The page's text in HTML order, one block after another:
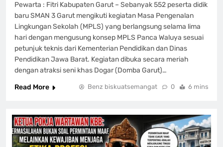
Pewarta : Fitri Kabupaten Garut – Sebanyak 552 peserta didik
baru SMAN 3 Garut mengikuti kegiatan Masa Pengenalan
Lingkungan Sekolah (MPLS) yang berlangsung selama lima
hari dengan mengusung konsep MPLS Panca Waluya sesuai
petunjuk teknis dari Kementerian Pendidikan dan Dinas
Pendidikan Jawa Barat. Kegiatan dibuka secara meriah
dengan atraksi seni khas Dogar (Domba Garut)…
Read More
Benz biskuatsemangat 0 6 mins